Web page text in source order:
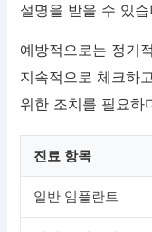
설명을 받을 수 있습
예방적으로는 정기
지속적으로 체크하
위한 조치를 필요하
진료 항목
일반 임플란트